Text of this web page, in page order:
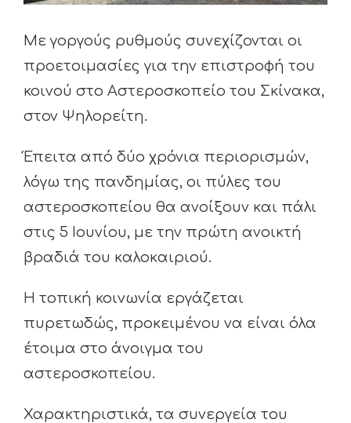
Με γοργούς ρυθμούς συνεχίζονται οι
προετοιμασίες για την επιστροφή του
κοινού στο Αστεροσκοπείο του Σκίνακα,
στον Ψηλορείτη.
Έπειτα από δύο χρόνια περιορισμών,
λόγω της πανδημίας, οι πύλες του
αστεροσκοπείου θα ανοίξουν και πάλι
στις 5 Ιουνίου, με την πρώτη ανοικτή
βραδιά του καλοκαιριού.
Η τοπική κοινωνία εργάζεται
πυρετωδώς, προκειμένου να είναι όλα
έτοιμα στο άνοιγμα του
αστεροσκοπείου.
Χαρακτηριστικά, τα συνεργεία του